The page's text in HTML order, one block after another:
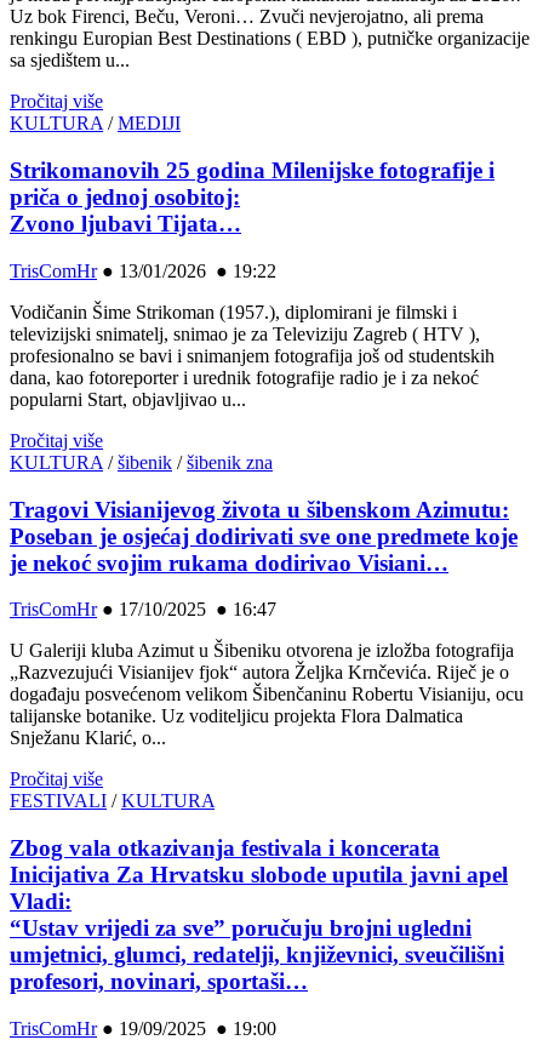
Uz bok Firenci, Beču, Veroni… Zvuči nevjerojatno, ali prema
renkingu Europian Best Destinations ( EBD ), putničke organizacije
sa sjedištem u...
Pročitaj više
KULTURA /MEDIJI
Strikomanovih 25 godina Milenijske fotografije i
priča o jednoj osobitoj:
Zvono ljubavi Tijata…
TrisComHr● 13/01/2026 ● 19:22
Vodičanin Šime Strikoman (1957.), diplomirani je filmski i
televizijski snimatelj, snimao je za Televiziju Zagreb ( HTV ),
profesionalno se bavi i snimanjem fotografija još od studentskih
dana, kao fotoreporter i urednik fotografije radio je i za nekoć
popularni Start, objavljivao u...
Pročitaj više
KULTURA /šibenik /šibenik zna
Tragovi Visianijevog života u šibenskom Azimutu:
Poseban je osjećaj dodirivati sve one predmete koje
je nekoć svojim rukama dodirivao Visiani…
TrisComHr● 17/10/2025 ● 16:47
U Galeriji kluba Azimut u Šibeniku otvorena je izložba fotografija
„Razvezujući Visianijev fjok“ autora Željka Krnčevića. Riječ je o
događaju posvećenom velikom Šibenčaninu Robertu Visianiju, ocu
talijanske botanike. Uz voditeljicu projekta Flora Dalmatica
Snježanu Klarić, o...
Pročitaj više
FESTIVALI /KULTURA
Zbog vala otkazivanja festivala i koncerata
Inicijativa Za Hrvatsku slobode uputila javni apel
Vladi:
“Ustav vrijedi za sve” poručuju brojni ugledni
umjetnici, glumci, redatelji, književnici, sveučilišni
profesori, novinari, sportaši…
TrisComHr● 19/09/2025 ● 19:00